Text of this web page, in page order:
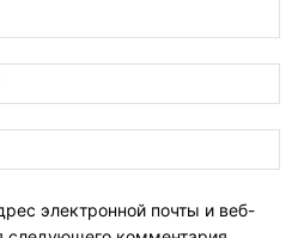
электронной почты и веб-